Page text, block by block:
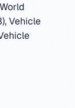
Vehicle